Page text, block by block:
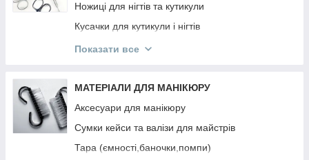
Ножиці для нігтів та кутикули
Кусачки для кутикули і нігтів
Манікюрні набори
Інструмент OSTRO
Показати все
МАТЕРІАЛИ ДЛЯ МАНІКЮРУ
Аксесуари для манікюру
Сумки кейси та валізи для майстрів
Тара (ємності,баночки,помпи)